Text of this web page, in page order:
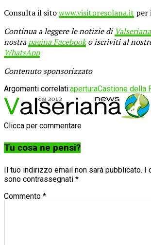
Consulta il sitowww.visitpresolana.it per
Continua a leggere le notizie di
nostrapagina Facebooko iscriviti al
WhatsApp
Contenuto sponsorizzato
Argomenti correlati:aperturaCastione della
Clicca per commentare
Tu cosa ne pensi?
Il tuo indirizzo email non sarà pubblicato. I
sono contrassegnati *
Commento *